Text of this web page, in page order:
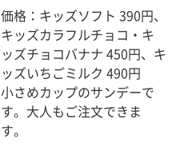
価格：キッズソフト 390円、
キッズカラフルチョコ・キ
ッズチョコバナナ 450円、キ
ッズいちごミルク 490円
小さめカップのサンデーで
す。大人もご注文できま
す。